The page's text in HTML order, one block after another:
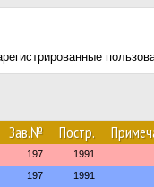
Зав.№ Постр.
197 1991
197 1991